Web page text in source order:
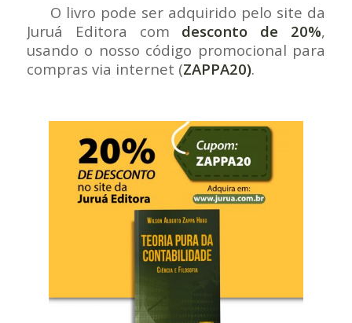
O livro pode ser adquirido pelo site da
Juruá Editora com desconto de 20%,
usando o nosso código promocional para
compras via internet (ZAPPA20).